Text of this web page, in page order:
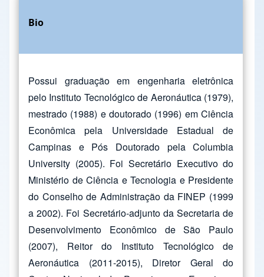
Bio
Possui graduação em engenharia eletrônica
pelo Instituto Tecnológico de Aeronáutica (1979),
mestrado (1988) e doutorado (1996) em Ciência
Econômica pela Universidade Estadual de
Campinas e Pós Doutorado pela Columbia
University (2005). Foi Secretário Executivo do
Ministério de Ciência e Tecnologia e Presidente
do Conselho de Administração da FINEP (1999
a 2002). Foi Secretário-adjunto da Secretaria de
Desenvolvimento Econômico de São Paulo
(2007), Reitor do Instituto Tecnológico de
Aeronáutica (2011-2015), Diretor Geral do